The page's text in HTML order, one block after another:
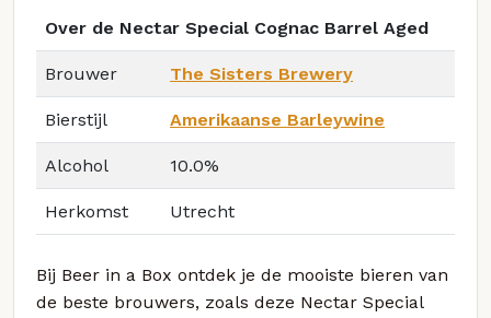
Over de Nectar Special Cognac Barrel Aged
Brouwer The Sisters Brewery
Bierstijl Amerikaanse Barleywine
Alcohol 10.0%
Herkomst Utrecht
Bij Beer in a Box ontdek je de mooiste bieren van
de beste brouwers, zoals deze Nectar Special